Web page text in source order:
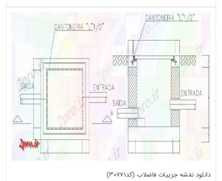
دانلود نقشه جزییات فاضلاب (کد30771)